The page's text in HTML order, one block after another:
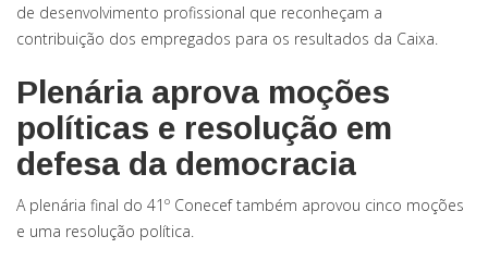
de desenvolvimento profissional que reconheçam a
contribuição dos empregados para os resultados da Caixa.
Plenária aprova moções
políticas e resolução em
defesa da democracia
A plenária final do 41º Conecef também aprovou cinco moções
e uma resolução política.